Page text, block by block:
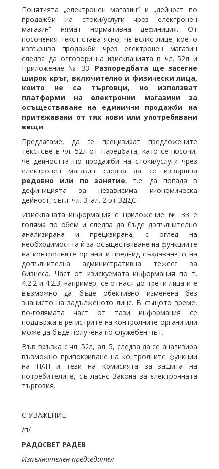
Понятията „електронен магазин“ и „дейност по
продажби на стоки/услуги чрез електронен
магазин“ нямат нормативна дефиниция. От
посочения текст става ясно, че всяко лице, което
извършва продажби чрез електронен магазин
следва да отговори на изискванията в чл. 52л и
Приложение № 33. Разпоредбата ще засегне
широк кръг, включително и физически лица,
които не са търговци, но използват
платформи на електронни магазини за
осъществяване на единични продажби на
притежавани от тях нови или употребявани
вещи.
Предлагаме, да се прецизират предложените
текстове в чл. 52л от Наредбата, като се посочи,
че дейността по продажби на стоки/услуги чрез
електронен магазин следва да се извършва
редовно или по занятие, т.е. да попада в
дефиницията за независима икономическа
дейност, съгл. чл. 3, ал. 2 от ЗДДС.
Изискваната информация с Приложение № 33 е
голяма по обем и следва да бъде допълнително
анализирана и прецизирана, с оглед на
необходимостта ѝ за осъществяване на функциите
на контролните органи и предвид създаването на
допълнителна административна тежест за
бизнеса. Част от изискуемата информация по т.
4.2.2 и 4.2.3, например, се отнася до трети лица и е
възможно да бъде обективно изменена без
знанието на задълженото лице. В същото време,
по-голямата част от тази информация се
поддържа в регистрите на контролните органи или
може да бъде получена по служебен път.
Във връзка с чл. 52л, ал. 5, следва да се анализира
възможно припокриване на контролните функции
на НАП и тези на Комисията за защита на
потребителите, съгласно Закона за електронната
търговия.
С УВАЖЕНИЕ,
/п/
РАДОСВЕТ РАДЕВ
Изпълнителен председател